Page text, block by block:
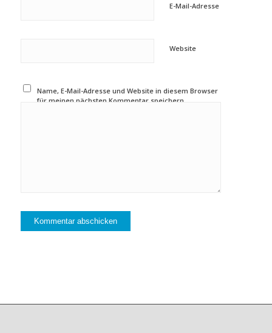
E-Mail-Adresse
Website
Name, E-Mail-Adresse und Website in diesem Browser
für meinen nächsten Kommentar speichern.